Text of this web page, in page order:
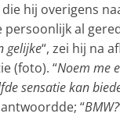
hij overigens
persoonlijk al
gelijke“, zei hij na
(foto). “Noem me
sensatie kan
“BMW?